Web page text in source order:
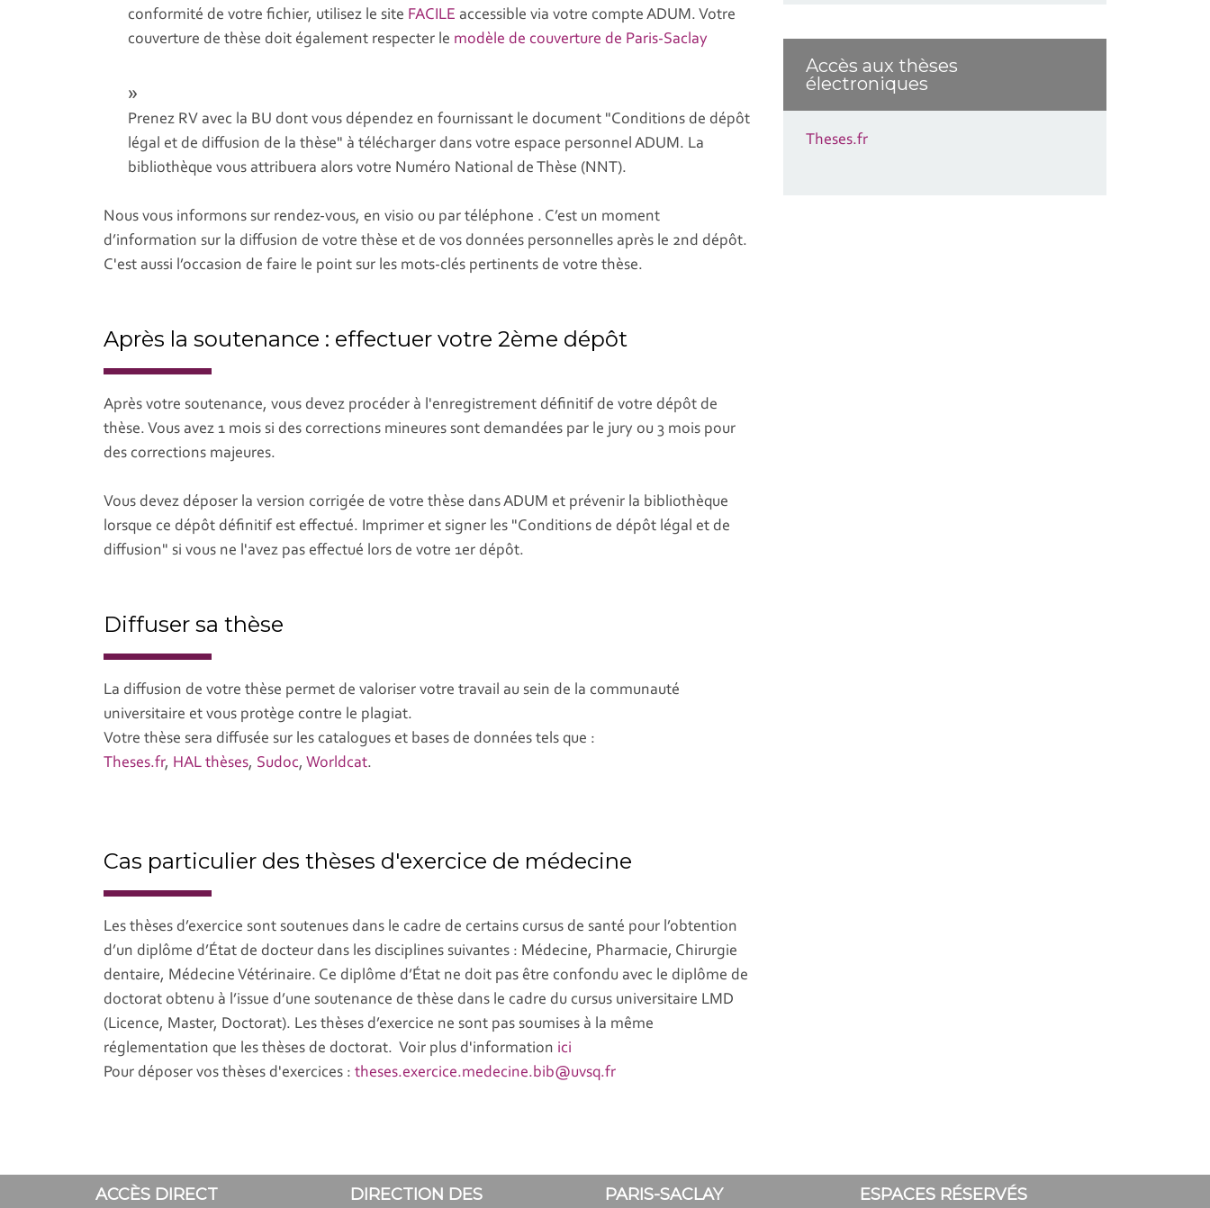
conformité de votre fichier, utilisez le site FACILE accessible via votre compte ADUM. Votre
couverture de thèse doit également respecter le modèle de couverture de Paris-Saclay
Prenez RV avec la BU dont vous dépendez en fournissant le document "Conditions de dépôt
légal et de diffusion de la thèse" à télécharger dans votre espace personnel ADUM. La
bibliothèque vous attribuera alors votre Numéro National de Thèse (NNT).
Nous vous informons sur rendez-vous, en visio ou par téléphone . C’est un moment
d’information sur la diffusion de votre thèse et de vos données personnelles après le 2nd dépôt.
C'est aussi l’occasion de faire le point sur les mots-clés pertinents de votre thèse.
Après la soutenance : effectuer votre 2ème dépôt
Après votre soutenance, vous devez procéder à l'enregistrement définitif de votre dépôt de
thèse. Vous avez 1 mois si des corrections mineures sont demandées par le jury ou 3 mois pour
des corrections majeures.
Vous devez déposer la version corrigée de votre thèse dans ADUM et prévenir la bibliothèque
lorsque ce dépôt définitif est effectué. Imprimer et signer les "Conditions de dépôt légal et de
diffusion" si vous ne l'avez pas effectué lors de votre 1er dépôt.
Diffuser sa thèse
La diffusion de votre thèse permet de valoriser votre travail au sein de la communauté
universitaire et vous protège contre le plagiat.
Votre thèse sera diffusée sur les catalogues et bases de données tels que :
Theses.fr, HAL thèses, Sudoc, Worldcat.
Cas particulier des thèses d'exercice de médecine
Les thèses d’exercice sont soutenues dans le cadre de certains cursus de santé pour l’obtention
d’un diplôme d’État de docteur dans les disciplines suivantes : Médecine, Pharmacie, Chirurgie
dentaire, Médecine Vétérinaire. Ce diplôme d’État ne doit pas être confondu avec le diplôme de
doctorat obtenu à l’issue d’une soutenance de thèse dans le cadre du cursus universitaire LMD
(Licence, Master, Doctorat). Les thèses d’exercice ne sont pas soumises à la même
réglementation que les thèses de doctorat. Voir plus d'information ici
Pour déposer vos thèses d'exercices : theses.exercice.medecine.bib@uvsq.fr
Accès aux thèses
électroniques
Theses.fr
ACCÈS DIRECT DIRECTION DES PARIS-SACLAY ESPACES RÉSERVÉS